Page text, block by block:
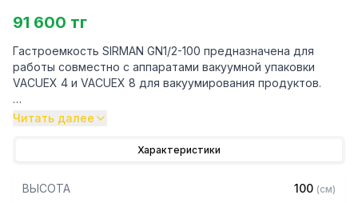
91 600 тг
Гастроемкость SIRMAN GN1/2-100 предназначена для
работы совместно с аппаратами вакуумной упаковки
VACUEX 4 и VACUEX 8 для вакуумирования продуктов.
Особенности:
– Изготовлен из нержавеющей стали
Читать далее
Характеристики
ВЫСОТА 100 (см)